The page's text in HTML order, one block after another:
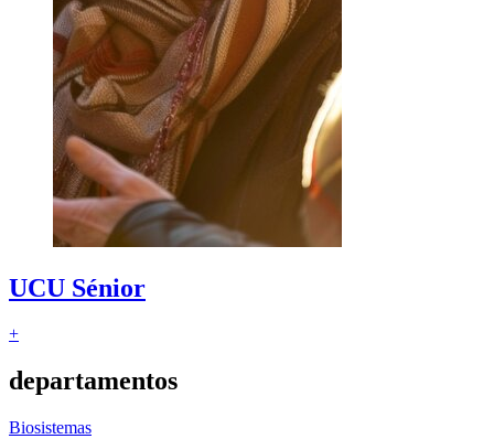
UCU Sénior
+
departamentos
Biosistemas